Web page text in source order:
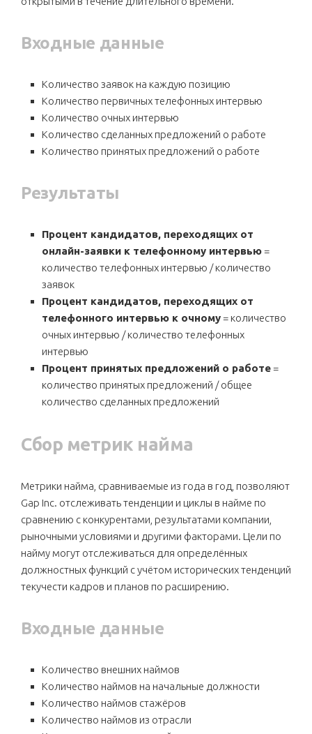
Входные данные
Количество заявок на каждую позицию
Количество первичных телефонных интервью
Количество очных интервью
Количество сделанных предложений о работе
Количество принятых предложений о работе
Результаты
Процент кандидатов, переходящих от
онлайн-заявки к телефонному интервью=
количество телефонных интервью / количество
заявок
Процент кандидатов, переходящих от
телефонного интервью к очному= количество
очных интервью / количество телефонных
интервью
Процент принятых предложений о работе=
количество принятых предложений / общее
количество сделанных предложений
Сбор метрик найма
Метрики найма, сравниваемые из года в год, позволяют
Gap Inc. отслеживать тенденции и циклы в найме по
сравнению с конкурентами, результатами компании,
рыночными условиями и другими факторами. Цели по
найму могут отслеживаться для определённых
должностных функций с учётом исторических тенденций
текучести кадров и планов по расширению.
Входные данные
Количество внешних наймов
Количество наймов на начальные должности
Количество наймов стажёров
Количество наймов из отрасли